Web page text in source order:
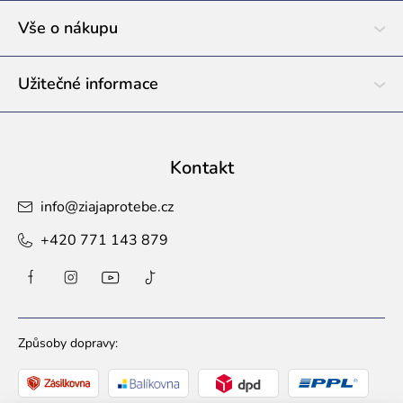
Vše o nákupu
Užitečné informace
Kontakt
info@ziajaprotebe.cz
+420 771 143 879
Způsoby dopravy: